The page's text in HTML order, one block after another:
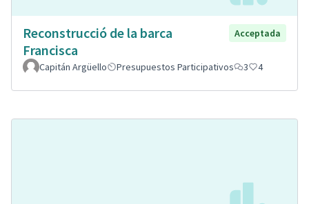
Reconstrucció de la barca
Francisca
Acceptada
Capitán Argüello Presupuestos Participativos 3 4